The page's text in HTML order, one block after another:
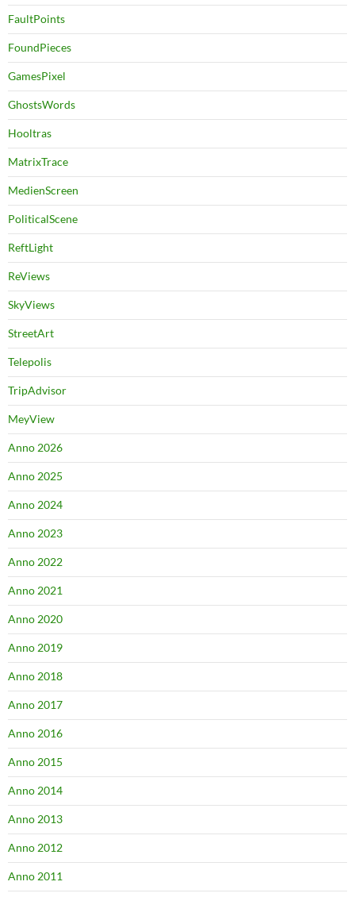
FaultPoints
FoundPieces
GamesPixel
GhostsWords
Hooltras
MatrixTrace
MedienScreen
PoliticalScene
ReftLight
ReViews
SkyViews
StreetArt
Telepolis
TripAdvisor
MeyView
Anno 2026
Anno 2025
Anno 2024
Anno 2023
Anno 2022
Anno 2021
Anno 2020
Anno 2019
Anno 2018
Anno 2017
Anno 2016
Anno 2015
Anno 2014
Anno 2013
Anno 2012
Anno 2011